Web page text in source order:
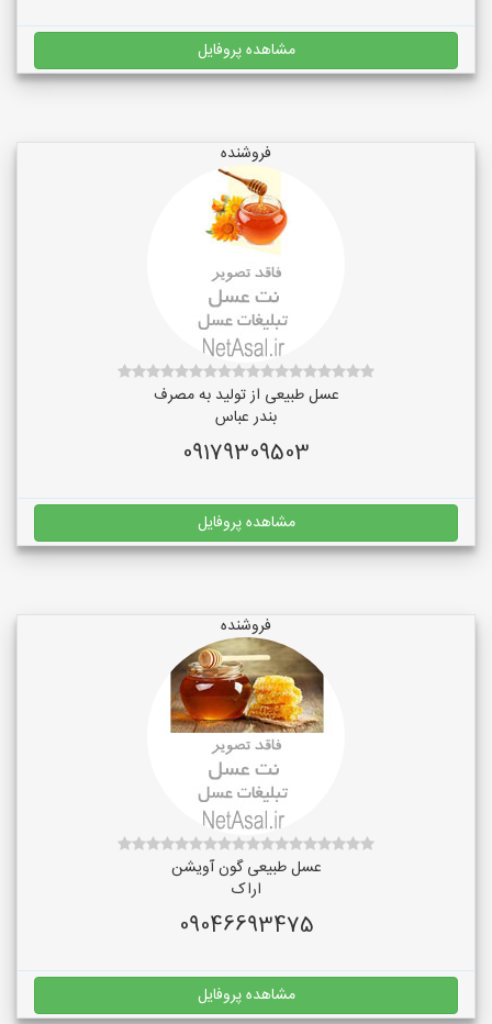
مشاهده پروفایل
فروشنده
عسل طبیعی از تولید به مصرف
بندر عباس
09179309503
مشاهده پروفایل
فروشنده
عسل طبیعی گون آویشن
اراک
09046693475
مشاهده پروفایل